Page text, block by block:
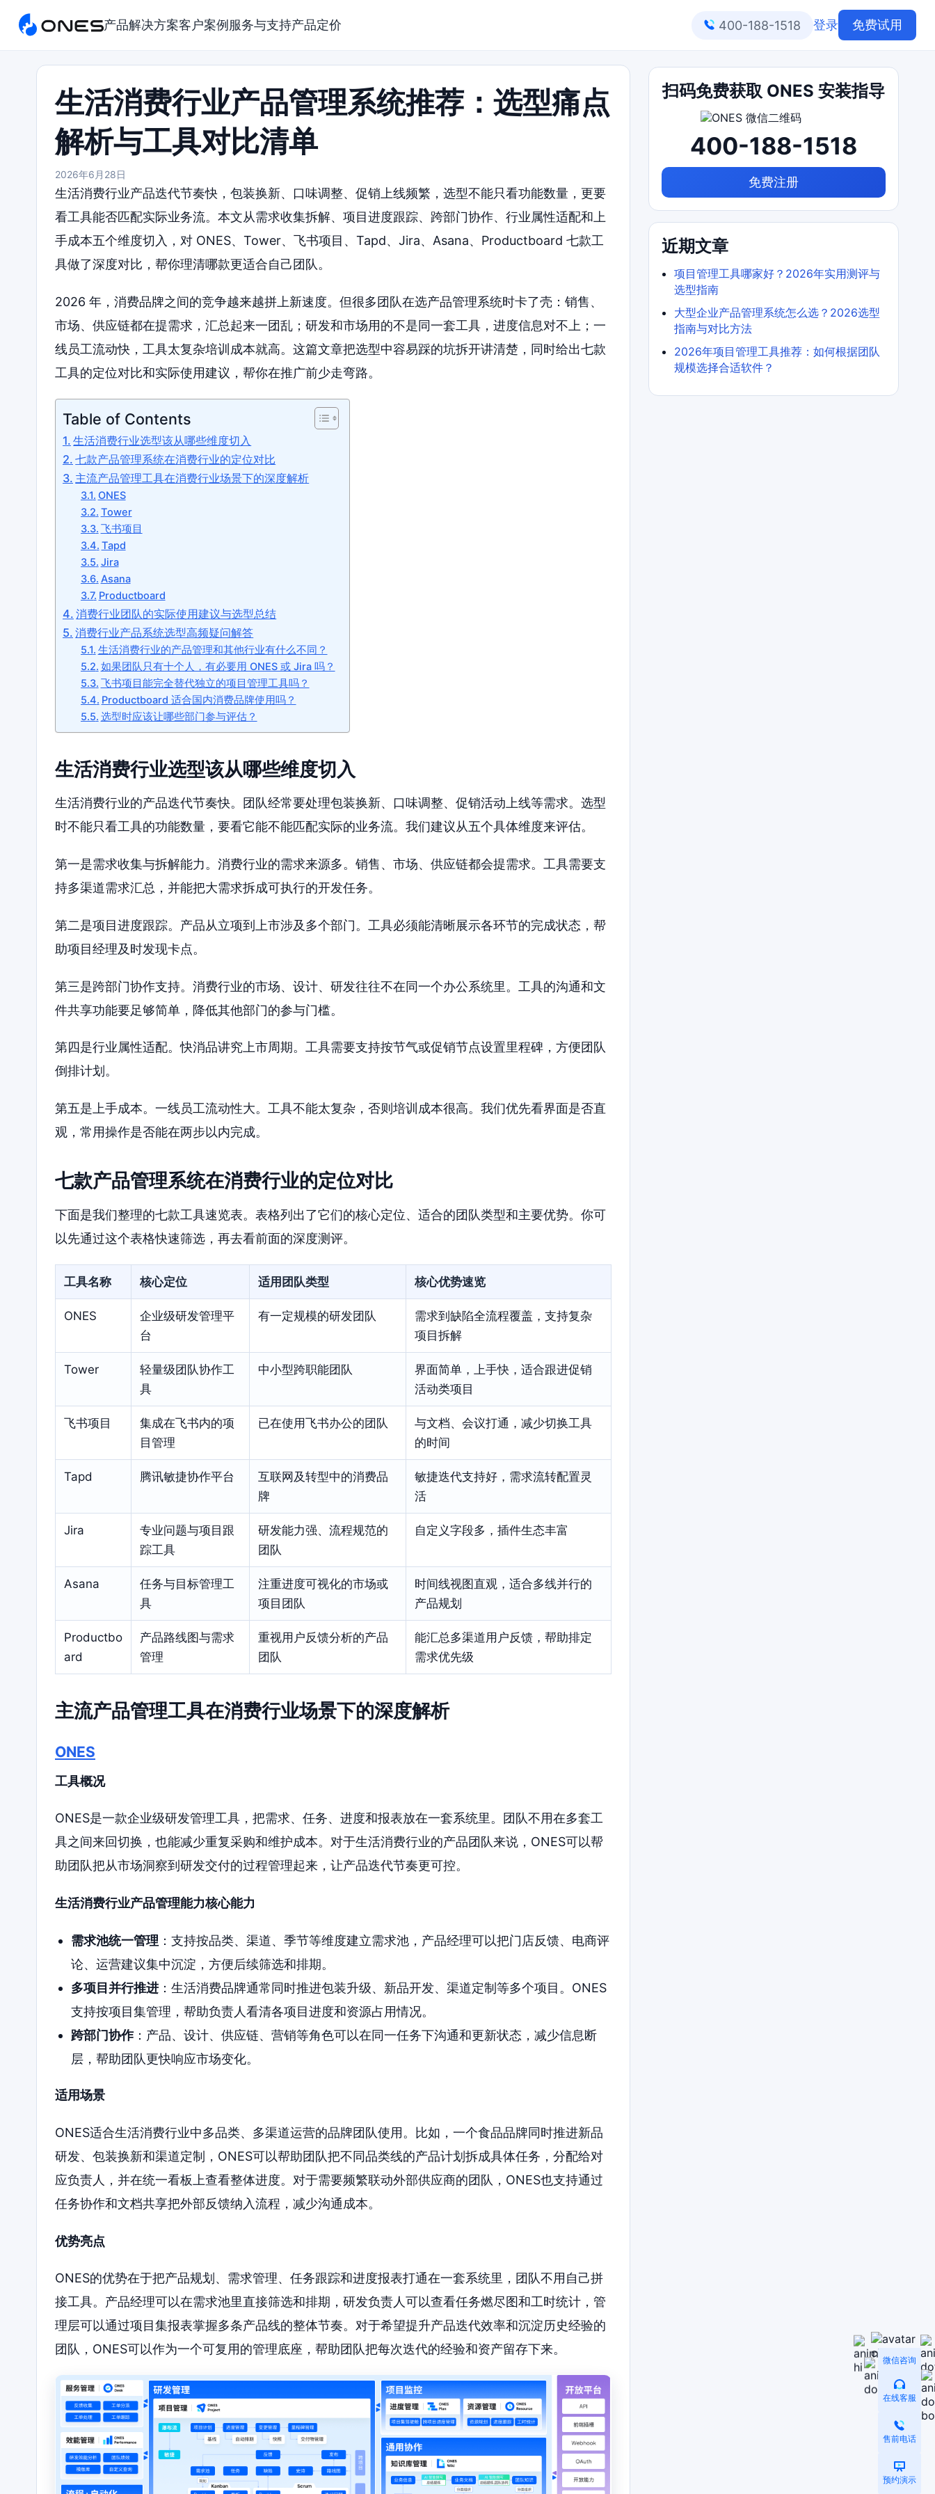
产品解决方案客户案例 服务与支持产品定价 400-188-1518 登录 免费试用
生活消费行业产品管理系统推荐：选型痛点
解析与工具对比清单
2026年6月28日
生活消费行业产品迭代节奏快，包装换新、口味调整、促销上线频繁，选型不能只看功能数量，更要
看工具能否匹配实际业务流。本文从需求收集拆解、项目进度跟踪、跨部门协作、行业属性适配和上
手成本五个维度切入，对 ONES、Tower、飞书项目、Tapd、Jira、Asana、Productboard 七款工
具做了深度对比，帮你理清哪款更适合自己团队。
2026 年，消费品牌之间的竞争越来越拼上新速度。但很多团队在选产品管理系统时卡了壳：销售、
市场、供应链都在提需求，汇总起来一团乱；研发和市场用的不是同一套工具，进度信息对不上；一
线员工流动快，工具太复杂培训成本就高。这篇文章把选型中容易踩的坑拆开讲清楚，同时给出七款
工具的定位对比和实际使用建议，帮你在推广前少走弯路。
Table of Contents
生活消费行业选型该从哪些维度切入
七款产品管理系统在消费行业的定位对比
主流产品管理工具在消费行业场景下的深度解析
ONES
Tower
飞书项目
Tapd
Jira
Asana
Productboard
消费行业团队的实际使用建议与选型总结
消费行业产品系统选型高频疑问解答
生活消费行业的产品管理和其他行业有什么不同？
如果团队只有十个人，有必要用 ONES 或 Jira 吗？
飞书项目能完全替代独立的项目管理工具吗？
Productboard 适合国内消费品牌使用吗？
选型时应该让哪些部门参与评估？
生活消费行业选型该从哪些维度切入
生活消费行业的产品迭代节奏快。团队经常要处理包装换新、口味调整、促销活动上线等需求。选型
时不能只看工具的功能数量，要看它能不能匹配实际的业务流。我们建议从五个具体维度来评估。
第一是需求收集与拆解能力。消费行业的需求来源多。销售、市场、供应链都会提需求。工具需要支
持多渠道需求汇总，并能把大需求拆成可执行的开发任务。
第二是项目进度跟踪。产品从立项到上市涉及多个部门。工具必须能清晰展示各环节的完成状态，帮
助项目经理及时发现卡点。
第三是跨部门协作支持。消费行业的市场、设计、研发往往不在同一个办公系统里。工具的沟通和文
件共享功能要足够简单，降低其他部门的参与门槛。
第四是行业属性适配。快消品讲究上市周期。工具需要支持按节气或促销节点设置里程碑，方便团队
倒排计划。
第五是上手成本。一线员工流动性大。工具不能太复杂，否则培训成本很高。我们优先看界面是否直
观，常用操作是否能在两步以内完成。
七款产品管理系统在消费行业的定位对比
下面是我们整理的七款工具速览表。表格列出了它们的核心定位、适合的团队类型和主要优势。你可
以先通过这个表格快速筛选，再去看前面的深度测评。
工具名称 核心定位 适用团队类型 核心优势速览
ONES
企业级研发管理平
台
有一定规模的研发团队
需求到缺陷全流程覆盖，支持复杂
项目拆解
Tower
轻量级团队协作工
具
中小型跨职能团队
界面简单，上手快，适合跟进促销
活动类项目
飞书项目
集成在飞书内的项
目管理
已在使用飞书办公的团队
与文档、会议打通，减少切换工具
的时间
Tapd 腾讯敏捷协作平台
互联网及转型中的消费品
牌
敏捷迭代支持好，需求流转配置灵
活
Jira
专业问题与项目跟
踪工具
研发能力强、流程规范的
团队
自定义字段多，插件生态丰富
Asana
任务与目标管理工
具
注重进度可视化的市场或
项目团队
时间线视图直观，适合多线并行的
产品规划
Productbo
ard
产品路线图与需求
管理
重视用户反馈分析的产品
团队
能汇总多渠道用户反馈，帮助排定
需求优先级
主流产品管理工具在消费行业场景下的深度解析
ONES
工具概况
ONES是一款企业级研发管理工具，把需求、任务、进度和报表放在一套系统里。团队不用在多套工
具之间来回切换，也能减少重复采购和维护成本。对于生活消费行业的产品团队来说，ONES可以帮
助团队把从市场洞察到研发交付的过程管理起来，让产品迭代节奏更可控。
生活消费行业产品管理能力核心能力
需求池统一管理 ：支持按品类、渠道、季节等维度建立需求池，产品经理可以把门店反馈、电商评
论、运营建议集中沉淀，方便后续筛选和排期。
多项目并行推进：生活消费品牌通常同时推进包装升级、新品开发、渠道定制等多个项目。ONES
支持按项目集管理，帮助负责人看清各项目进度和资源占用情况。
跨部门协作：产品、设计、供应链、营销等角色可以在同一任务下沟通和更新状态，减少信息断
层，帮助团队更快响应市场变化。
适用场景
ONES适合生活消费行业中多品类、多渠道运营的品牌团队使用。比如，一个食品品牌同时推进新品
研发、包装换新和渠道定制，ONES可以帮助团队把不同品类线的产品计划拆成具体任务，分配给对
应负责人，并在统一看板上查看整体进度。对于需要频繁联动外部供应商的团队，ONES也支持通过
任务协作和文档共享把外部反馈纳入流程，减少沟通成本。
优势亮点
ONES的优势在于把产品规划、需求管理、任务跟踪和进度报表打通在一套系统里，团队不用自己拼
接工具。产品经理可以在需求池里直接筛选和排期，研发负责人可以查看任务燃尽图和工时统计，管
理层可以通过项目集报表掌握多条产品线的整体节奏。对于希望提升产品迭代效率和沉淀历史经验的
团队，ONES可以作为一个可复用的管理底座，帮助团队把每次迭代的经验和资产留存下来。
扫码免费获取 ONES 安装指导
400-188-1518
免费注册
近期文章
项目管理工具哪家好？2026年实用测评与
选型指南
大型企业产品管理系统怎么选？2026选型
指南与对比方法
2026年项目管理工具推荐：如何根据团队
规模选择合适软件？
微信咨询
在线客服
售前电话
预约演示